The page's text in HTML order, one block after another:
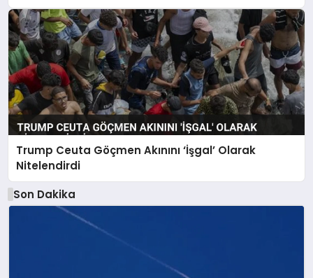
Trump Ceuta Göçmen Akınını ‘İşgal’ Olarak
Nitelendirdi
Son Dakika